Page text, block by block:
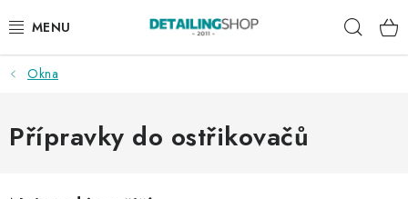
na
AKCE
NOVINKY
Okna
Přípravky do ostřikovačů